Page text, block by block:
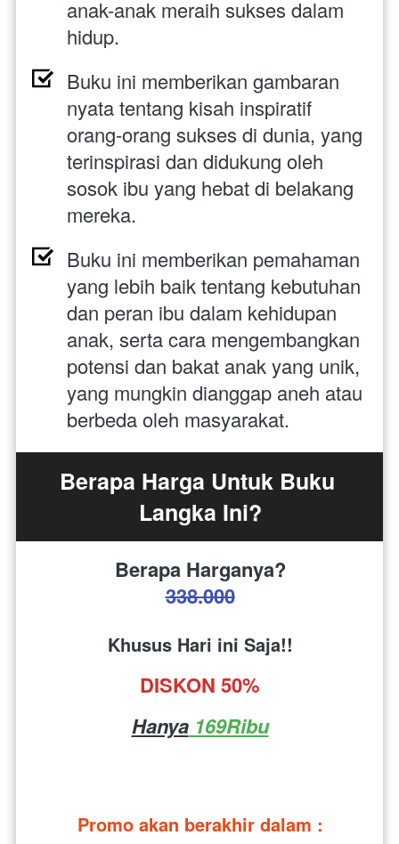
anak-anak meraih sukses dalam
hidup.
Buku ini memberikan gambaran
nyata tentang kisah inspiratif
orang-orang sukses di dunia, yang
terinspirasi dan didukung oleh
sosok ibu yang hebat di belakang
mereka.
Buku ini memberikan pemahaman
yang lebih baik tentang kebutuhan
dan peran ibu dalam kehidupan
anak, serta cara mengembangkan
potensi dan bakat anak yang unik,
yang mungkin dianggap aneh atau
berbeda oleh masyarakat.
Berapa Harga Untuk Buku
Langka Ini?
Berapa Harganya?
338.000
Khusus Hari ini Saja!!
DISKON 50%
Hanya 169Ribu
Promo akan berakhir dalam :